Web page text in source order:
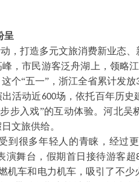
呈
，打造多元文旅消费新业态、
峰，市民游客泛舟湖上，领略
个“五一”，浙江全省累计发放
活动近600场，依托百年历史
步入戏”的互动体验。河北吴
文旅供给。
到很多年轻人的青睐，经过
演舞台，假期首日接待游客超
机车和电力机车，吸引了不